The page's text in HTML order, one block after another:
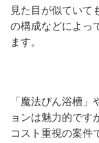
見た目が似ていて
の構成などによっ
ます。
「魔法びん浴槽
ョンは魅力的です
コスト重視の案件